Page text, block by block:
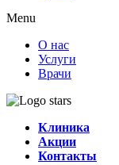
Menu
О нас
Услуги
Врачи
Клиника
Акции
Контакты